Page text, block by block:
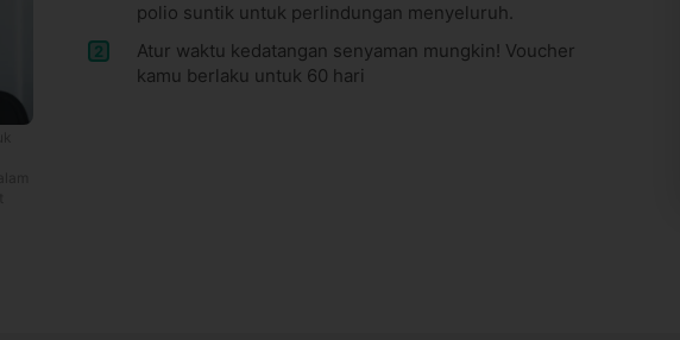
polio suntik untuk perlindungan menyeluruh.
2
Atur waktu kedatangan senyaman mungkin! Voucher
kamu berlaku untuk 60 hari